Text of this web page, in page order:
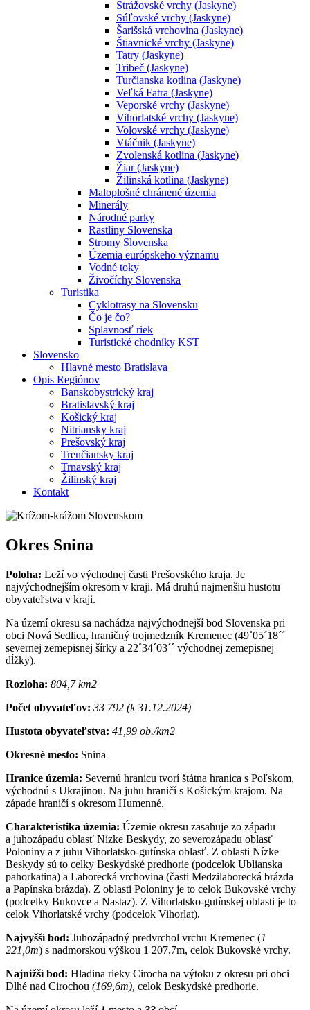
Strážovské vrchy (Jaskyne)
Súľovské vrchy (Jaskyne)
Šarišská vrchovina (Jaskyne)
Štiavnické vrchy (Jaskyne)
Tatry (Jaskyne)
Tribeč (Jaskyne)
Turčianska kotlina (Jaskyne)
Veľká Fatra (Jaskyne)
Veporské vrchy (Jaskyne)
Vihorlatské vrchy (Jaskyne)
Volovské vrchy (Jaskyne)
Vtáčnik (Jaskyne)
Zvolenská kotlina (Jaskyne)
Žiar (Jaskyne)
Žilinská kotlina (Jaskyne)
Maloplošné chránené územia
Minerály
Národné parky
Rastliny Slovenska
Stromy Slovenska
Územia európskeho významu
Vodné toky
Živočíchy Slovenska
Turistika
Cyklotrasy na Slovensku
Čo je čo?
Splavnosť riek
Turistické chodníky KST
Slovensko
Hlavné mesto Bratislava
Opis Regiónov
Banskobystrický kraj
Bratislavský kraj
Košický kraj
Nitriansky kraj
Prešovský kraj
Trenčiansky kraj
Trnavský kraj
Žilinský kraj
Kontakt
Okres Snina
Poloha: Leží vo východnej časti Prešovského kraja. Je
najvýchodnejším okresom v kraji. Má druhú najmenšiu hustotu
obyvateľstva v kraji.
Na území okresu sa nachádza najvýchodnejší bod Slovenska pri
obci Nová Sedlica, hraničný trojmedzník Kremenec (49˚05´18´´
severnej zemepisnej šírky a 22˚34´03´´ východnej zemepisnej
dĺžky).
Rozloha: 804,7 km2
Počet obyvateľov: 33 792 (k 31.12.2024)
Hustota obyvateľstva: 41,99 ob./km2
Okresné mesto: Snina
Hranice územia: Severnú hranicu tvorí štátna hranica s Poľskom,
východnú s Ukrajinou. Na juhu hraničí s Košickým krajom. Na
západe hraničí s okresom Humenné.
Charakteristika územia: Územie okresu zasahuje zo západu
a juhozápadu oblasť Nízke Beskydy, zo severozápadu oblasť
Poloniny a z juhu Vihorlatsko-gutínska oblasť. Z oblasti Nízke
Beskydy sú to celky Beskydské predhorie (podcelok Ublianska
pahorkatina) a Laborecká vrchovina (časti Medzilaborecká brázda
a Papínska brázda). Z oblasti Poloniny je to celok Bukovské vrchy
(podcelky Bukovce a Nastaz). Z Vihorlatsko-gutínskej oblasti je to
celok Vihorlatské vrchy (podcelok Vihorlat).
Najvyšší bod: Juhozápadný predvrchol vrchu Kremenec (1
221,0m) s nadmorskou výškou 1 207,7m, celok Bukovské vrchy.
Najnižší bod: Hladina rieky Cirocha na výtoku z okresu pri obci
Dlhé nad Cirochou (169,6m), celok Beskydské predhorie.